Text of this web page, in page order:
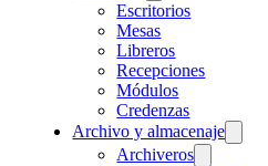
Escritorios
Mesas
Libreros
Recepciones
Módulos
Credenzas
Archivo y almacenaje
Archiveros